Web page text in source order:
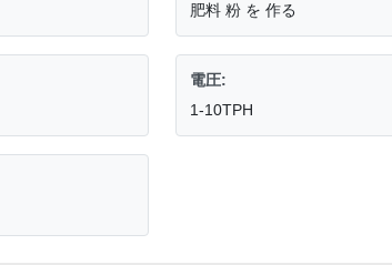
肥料 粉 を 作る
電圧:
1-10TPH